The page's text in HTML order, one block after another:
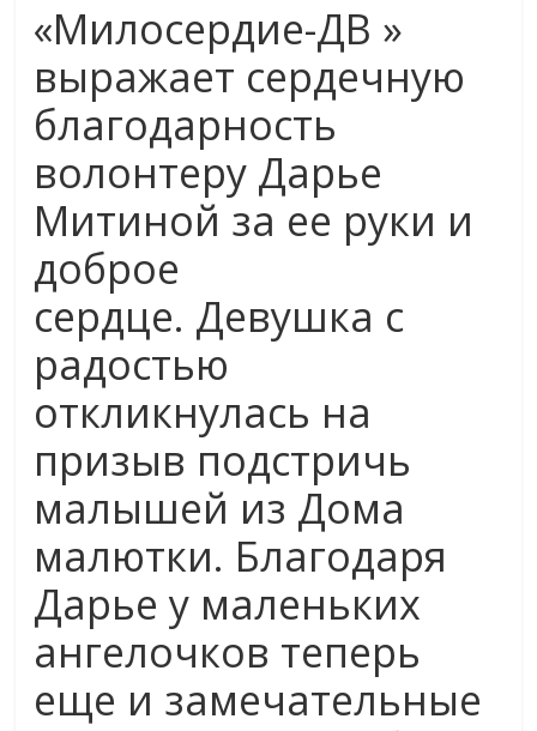
«Милосердие-ДВ »
выражает сердечную
благодарность
волонтеру Дарье
Митиной за ее руки и
доброе
сердце. Девушка с
радостью
откликнулась на
призыв подстричь
малышей из Дома
малютки. Благодаря
Дарье у маленьких
ангелочков теперь
еще и замечательные